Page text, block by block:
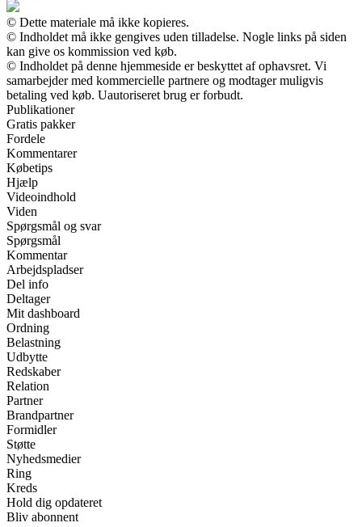
© Dette materiale må ikke kopieres.
© Indholdet må ikke gengives uden tilladelse. Nogle links på siden
kan give os kommission ved køb.
© Indholdet på denne hjemmeside er beskyttet af ophavsret. Vi
samarbejder med kommercielle partnere og modtager muligvis
betaling ved køb. Uautoriseret brug er forbudt.
Publikationer
Gratis pakker
Fordele
Kommentarer
Købetips
Hjælp
Videoindhold
Viden
Spørgsmål og svar
Spørgsmål
Kommentar
Arbejdspladser
Del info
Deltager
Mit dashboard
Ordning
Belastning
Udbytte
Redskaber
Relation
Partner
Brandpartner
Formidler
Støtte
Nyhedsmedier
Ring
Kreds
Hold dig opdateret
Bliv abonnent